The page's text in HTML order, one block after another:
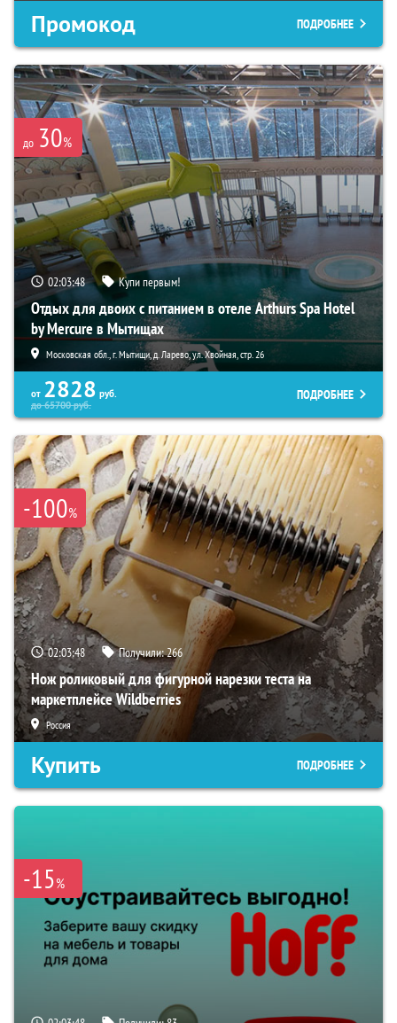
Промокод ПОДРОБНЕЕ
до 30%
02:03:47 Купи первым!
Отдых для двоих с питанием в отеле Arthurs Spa Hotel
by Mercure в Мытищах
Московская обл., г. Мытищи, д. Ларево, ул. Хвойная, стр. 26
от 2828 руб.
до65700руб.
ПОДРОБНЕЕ
-100%
02:03:47 Получили:266
Нож роликовый для фигурной нарезки теста на
маркетплейсе Wildberries
Россия
Купить ПОДРОБНЕЕ
-15%